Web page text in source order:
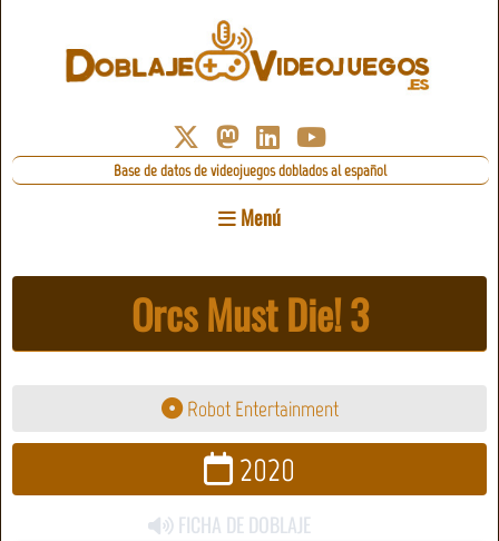
Base de datos de videojuegos doblados al español
Menú
Orcs Must Die! 3
Robot Entertainment
2020
FICHA DE DOBLAJE